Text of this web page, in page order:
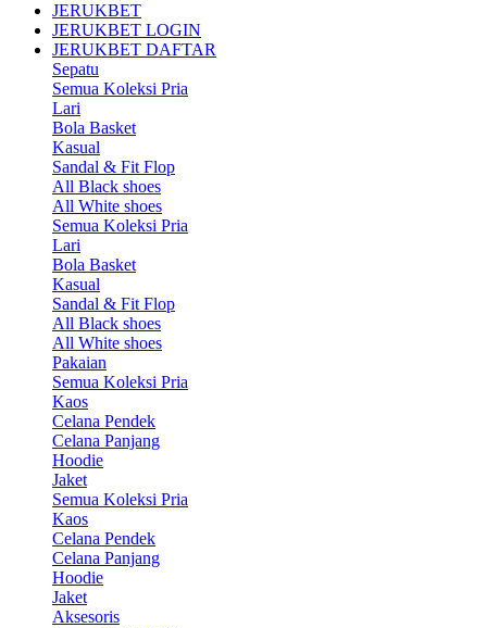
JERUKBET
JERUKBET LOGIN
JERUKBET DAFTAR
Sepatu
Semua Koleksi Pria
Lari
Bola Basket
Kasual
Sandal & Fit Flop
All Black shoes
All White shoes
Semua Koleksi Pria
Lari
Bola Basket
Kasual
Sandal & Fit Flop
All Black shoes
All White shoes
Pakaian
Semua Koleksi Pria
Kaos
Celana Pendek
Celana Panjang
Hoodie
Jaket
Semua Koleksi Pria
Kaos
Celana Pendek
Celana Panjang
Hoodie
Jaket
Aksesoris